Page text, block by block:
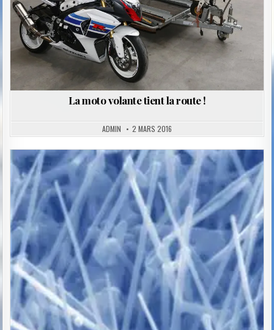
La moto volante tient la route !
ADMIN 2 MARS 2016
Posted
in